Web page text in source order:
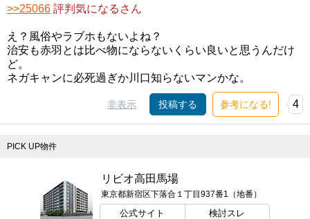
>>25066 評判気になるさん
え？風俗やラブホもないよね？
治安も赤羽とは比べ物にならないくらい良いと思うんだけ
ど。
ネガキャンに必死過ぎか川口知らないマンかな。
非表示 投稿する 参考になる! 4
PICK UP物件
リビオ高田馬場
東京都新宿区下落合１丁目937番1（地番）
公式サイト 検討スレ